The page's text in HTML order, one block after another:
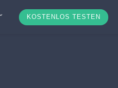
KOSTENLOS TESTEN